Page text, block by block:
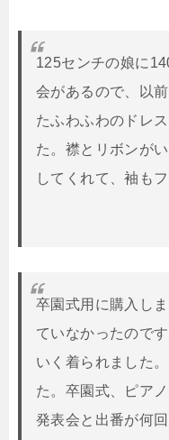
125センチの娘に
会があるので、以
たふわふわのドレ
た。襟とリボンが
してくれて、袖も
卒園式用に購入し
ていなかったので
いく着られました
た。卒園式、ピア
発表会と出番が何